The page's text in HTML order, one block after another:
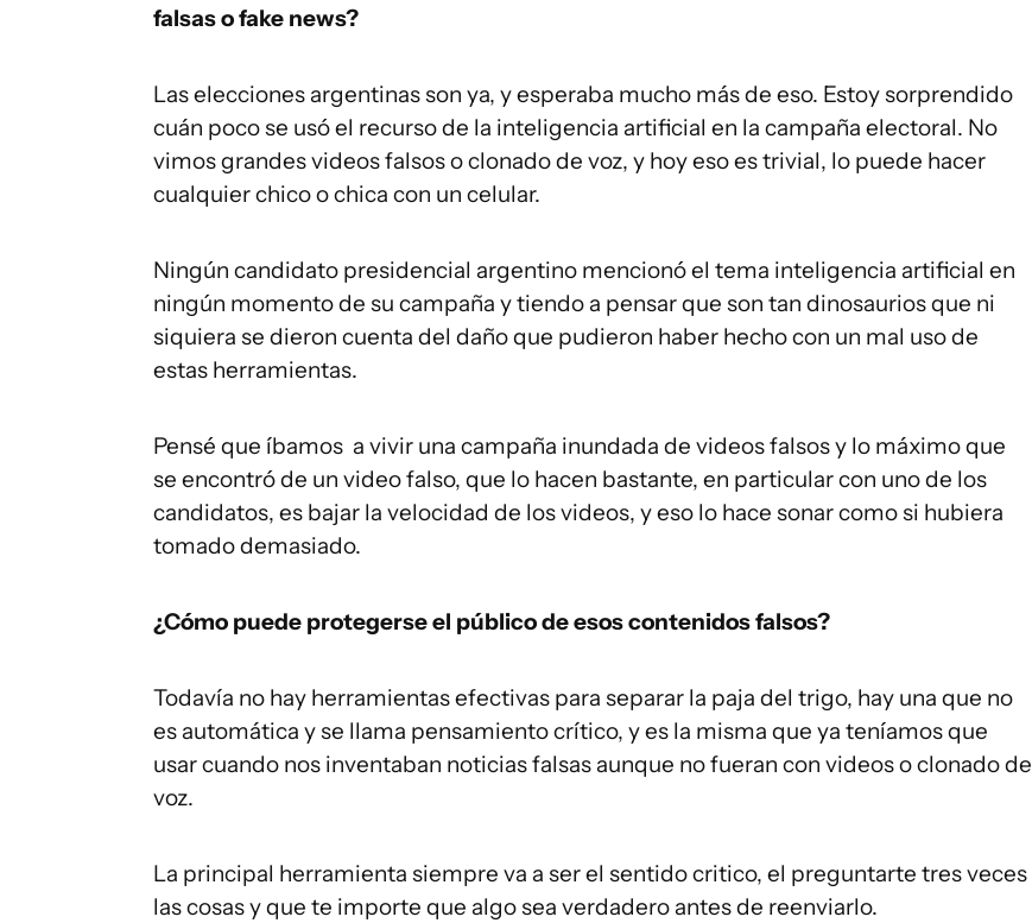
falsas o fake news?
Las elecciones argentinas son ya, y esperaba mucho más de eso. Estoy sorprendido
cuán poco se usó el recurso de la inteligencia artificial en la campaña electoral. No
vimos grandes videos falsos o clonado de voz, y hoy eso es trivial, lo puede hacer
cualquier chico o chica con un celular.
Ningún candidato presidencial argentino mencionó el tema inteligencia artificial en
ningún momento de su campaña y tiendo a pensar que son tan dinosaurios que ni
siquiera se dieron cuenta del daño que pudieron haber hecho con un mal uso de
estas herramientas.
Pensé que íbamos a vivir una campaña inundada de videos falsos y lo máximo que
se encontró de un video falso, que lo hacen bastante, en particular con uno de los
candidatos, es bajar la velocidad de los videos, y eso lo hace sonar como si hubiera
tomado demasiado.
¿Cómo puede protegerse el público de esos contenidos falsos?
Todavía no hay herramientas efectivas para separar la paja del trigo, hay una que no
es automática y se llama pensamiento crítico, y es la misma que ya teníamos que
usar cuando nos inventaban noticias falsas aunque no fueran con videos o clonado de
voz.
La principal herramienta siempre va a ser el sentido critico, el preguntarte tres veces
las cosas y que te importe que algo sea verdadero antes de reenviarlo.